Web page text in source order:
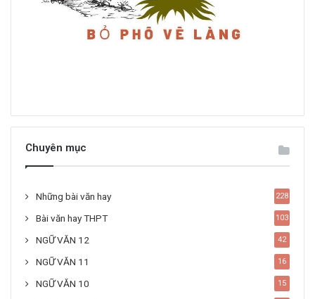
Chuyên mục
Những bài văn hay 228
Bài văn hay THPT 103
NGỮ VĂN 12 42
NGỮ VĂN 11 16
NGỮ VĂN 10 15